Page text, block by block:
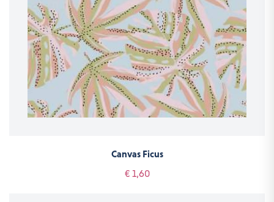
Canvas Ficus
€ 1,60